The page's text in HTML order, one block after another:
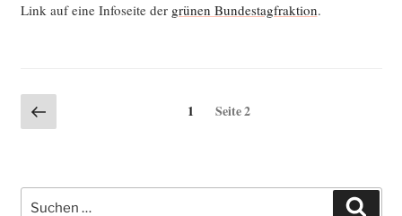
Link auf eine Info­sei­te der grü­nen Bun­des­tag­frak­ti­on.
Seitennummerierung
der
Vorherige
Seite
Seite
1 Seite2
Suche